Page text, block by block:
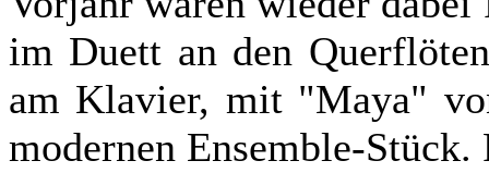
im Duett an den
am Klavier, mit "Maya"
modernen Ensemble-